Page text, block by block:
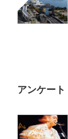
アンケート